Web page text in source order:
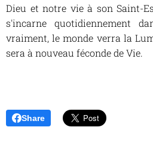
Dieu et notre vie à son Saint-
s'incarne quotidiennement
vraiment, le monde verra la
sera à nouveau féconde de Vie.
Share